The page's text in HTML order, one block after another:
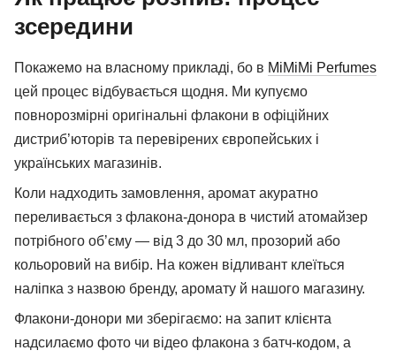
зсередини
Покажемо на власному прикладі, бо в MiMiMi Perfumes
цей процес відбувається щодня. Ми купуємо
повнорозмірні оригінальні флакони в офіційних
дистриб’юторів та перевірених європейських і
українських магазинів.
Коли надходить замовлення, аромат акуратно
переливається з флакона-донора в чистий атомайзер
потрібного об’єму — від 3 до 30 мл, прозорий або
кольоровий на вибір. На кожен відливант клеїться
наліпка з назвою бренду, аромату й нашого магазину.
Флакони-донори ми зберігаємо: на запит клієнта
надсилаємо фото чи відео флакона з батч-кодом, а